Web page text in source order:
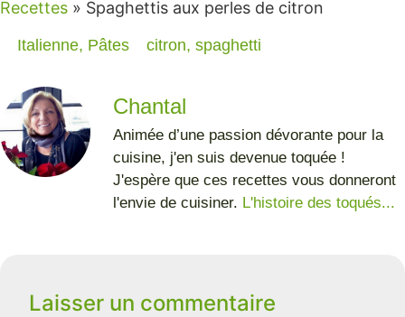
Recettes » Spaghettis aux perles de citron
Italienne, Pâtes citron, spaghetti
Chantal
Animée d’une passion dévorante pour la
cuisine, j'en suis devenue toquée !
J'espère que ces recettes vous donneront
l'envie de cuisiner. L'histoire des toqués...
Laisser un commentaire